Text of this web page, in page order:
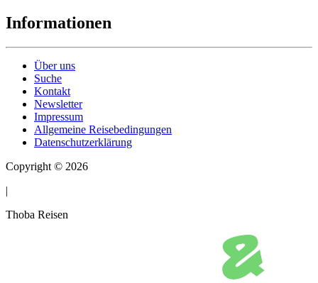
Informationen
Über uns
Suche
Kontakt
Newsletter
Impressum
Allgemeine Reisebedingungen
Datenschutzerklärung
Copyright © 2026
|
Thoba Reisen